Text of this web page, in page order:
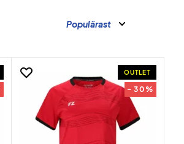
Populärast
OUTLET
- 30%